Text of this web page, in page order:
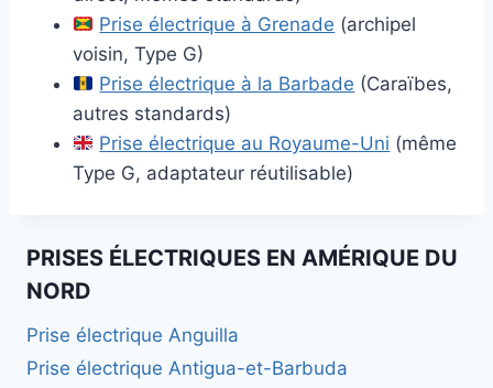
Prise électrique à Grenade (archipel
voisin, Type G)
Prise électrique à la Barbade (Caraïbes,
autres standards)
Prise électrique au Royaume-Uni (même
Type G, adaptateur réutilisable)
PRISES ÉLECTRIQUES EN AMÉRIQUE DU
NORD
Prise électrique Anguilla
Prise électrique Antigua-et-Barbuda